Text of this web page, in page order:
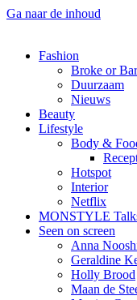
Ga naar de inhoud
Fashion
Broke or
Duurzaam
Nieuws
Beauty
Lifestyle
Body &
Hotspot
Interior
Netflix
MONSTYLE
Seen on screen
Anna
Geraldine
Holly Brood
Maan de